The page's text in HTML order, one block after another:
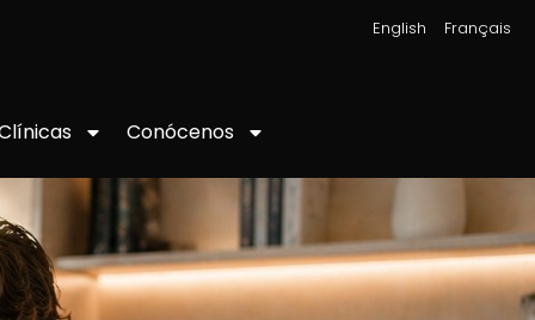
English Français
Conócenos